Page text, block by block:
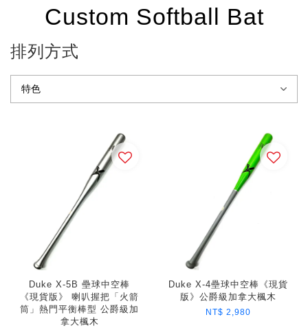
Custom Softball Bat
排列方式
Duke X-5B 壘球中空棒
《現貨版》 喇叭握把「火箭
筒」熱門平衡棒型 公爵級加
拿大楓木
Duke X-4壘球中空棒《現貨
版》公爵級加拿大楓木
NT$ 2,980